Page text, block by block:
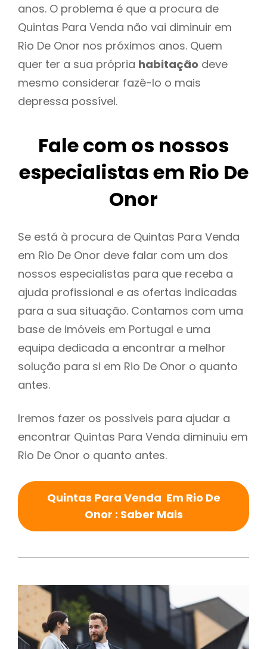
anos. O problema é que a procura de
Quintas Para Venda não vai diminuir em
Rio De Onor nos próximos anos. Quem
quer ter a sua própria habitação deve
mesmo considerar fazê-lo o mais
depressa possível.
Fale com os nossos
especialistas em Rio De
Onor
Se está à procura de Quintas Para Venda
em Rio De Onor deve falar com um dos
nossos especialistas para que receba a
ajuda profissional e as ofertas indicadas
para a sua situação. Contamos com uma
base de imóveis em Portugal e uma
equipa dedicada a encontrar a melhor
solução para si em Rio De Onor o quanto
antes.
Iremos fazer os possiveis para ajudar a
encontrar Quintas Para Venda diminuiu em
Rio De Onor o quanto antes.
Quintas Para Venda Em Rio De
Onor : Saber Mais